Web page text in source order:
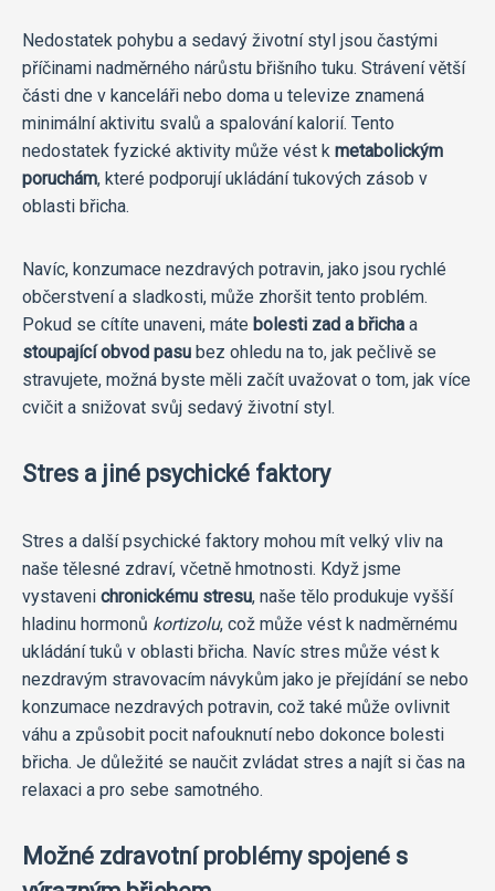
Nedostatek pohybu a sedavý životní styl jsou častými
příčinami nadměrného nárůstu břišního tuku. Strávení větší
části dne v kanceláři nebo doma u televize znamená
minimální aktivitu svalů a spalování kalorií. Tento
nedostatek fyzické aktivity může vést k metabolickým
poruchám, které podporují ukládání tukových zásob v
oblasti břicha.
Navíc, konzumace nezdravých potravin, jako jsou rychlé
občerstvení a sladkosti, může zhoršit tento problém.
Pokud se cítíte unaveni, máte bolesti zad a břicha a
stoupající obvod pasu bez ohledu na to, jak pečlivě se
stravujete, možná byste měli začít uvažovat o tom, jak více
cvičit a snižovat svůj sedavý životní styl.
Stres a jiné psychické faktory
Stres a další psychické faktory mohou mít velký vliv na
naše tělesné zdraví, včetně hmotnosti. Když jsme
vystaveni chronickému stresu, naše tělo produkuje vyšší
hladinu hormonů kortizolu, což může vést k nadměrnému
ukládání tuků v oblasti břicha. Navíc stres může vést k
nezdravým stravovacím návykům jako je přejídání se nebo
konzumace nezdravých potravin, což také může ovlivnit
váhu a způsobit pocit nafouknutí nebo dokonce bolesti
břicha. Je důležité se naučit zvládat stres a najít si čas na
relaxaci a pro sebe samotného.
Možné zdravotní problémy spojené s